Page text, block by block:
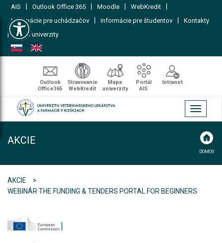
Open toolbar
AIS Outlook Office 365 Moodle WebKredit
Informácie pre uchádzačov Informácie pre študentov Kontakty
| Mapa univerzity
Outlook
Office365
Stravovanie
WebKredit
Mapa
univerzity
Portál
AIS
Intranet
Toggle
AKCIE
DOMOV
AKCIE
WEBINÁR THE FUNDING & TENDERS PORTAL FOR BEGINNERS